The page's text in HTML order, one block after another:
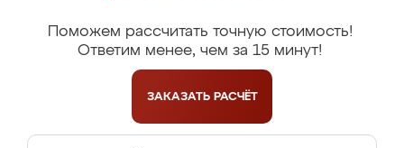
Поможем рассчитать точную стоимость!
Ответим менее, чем за 15 минут!
ЗАКАЗАТЬ РАСЧЁТ